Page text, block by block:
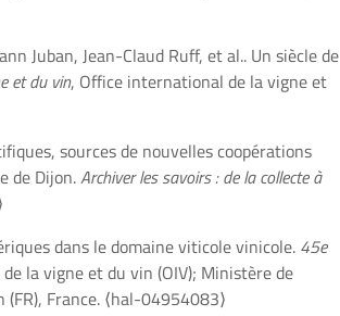
Juban, Jean-Claud Ruff, et al.. Un siècle de
et du vin, Office international de la vigne et
sources de nouvelles coopérations
de Dijon.Archiver les savoirs : de la collecte à
dans le domaine viticole vinicole. 45e
la vigne et du vin (OIV); Ministère de
France. ⟨hal-04954083⟩